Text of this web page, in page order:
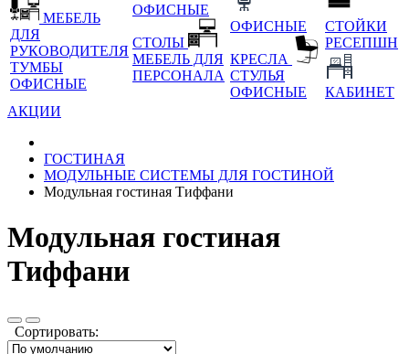
МЕБЕЛЬ
ДЛЯ
РУКОВОДИТЕЛЯ
ТУМБЫ
ОФИСНЫЕ
ОФИСНЫЕ
СТОЛЫ
МЕБЕЛЬ ДЛЯ
ПЕРСОНАЛА
ОФИСНЫЕ
КРЕСЛА
СТУЛЬЯ
ОФИСНЫЕ
СТОЙКИ
РЕСЕПШН
КАБИНЕТ
АКЦИИ
ГОСТИНАЯ
МОДУЛЬНЫЕ СИСТЕМЫ ДЛЯ ГОСТИНОЙ
Модульная гостиная Тиффани
Модульная гостиная
Тиффани
Сортировать: